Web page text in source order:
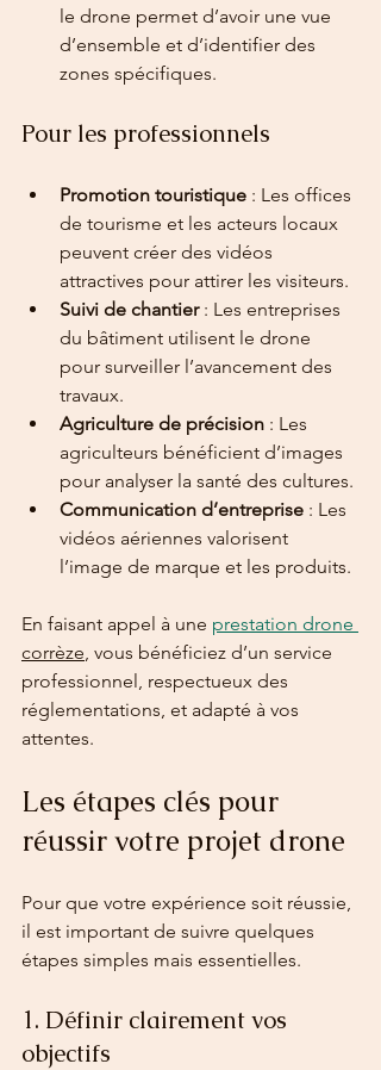
le drone permet d’avoir une vue
d’ensemble et d’identifier des
zones spécifiques.
Pour les professionnels
Promotion touristique : Les offices
de tourisme et les acteurs locaux
peuvent créer des vidéos
attractives pour attirer les visiteurs.
Suivi de chantier : Les entreprises
du bâtiment utilisent le drone
pour surveiller l’avancement des
travaux.
Agriculture de précision : Les
agriculteurs bénéficient d’images
pour analyser la santé des cultures.
Communication d’entreprise : Les
vidéos aériennes valorisent
l’image de marque et les produits.
En faisant appel à une prestation drone
corrèze , vous bénéficiez d’un service
professionnel, respectueux des
réglementations, et adapté à vos
attentes.
Les étapes clés pour
réussir votre projet drone
Pour que votre expérience soit réussie,
il est important de suivre quelques
étapes simples mais essentielles.
1. Définir clairement vos
objectifs